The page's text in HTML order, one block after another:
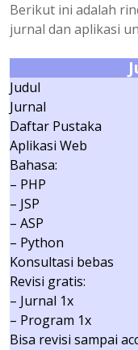
Berikut ini adalah
jurnal dan aplikasi
Judul
Jurnal
Daftar Pustaka
Aplikasi Web
Bahasa:
– PHP
– JSP
– ASP
– Python
Konsultasi bebas
Revisi gratis:
– Jurnal 1x
– Program 1x
Bisa revisi sampai